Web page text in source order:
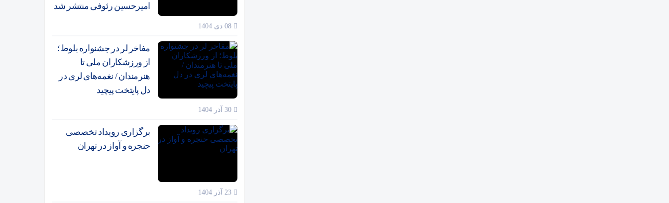
امیرحسین رئوفی منتشر شد
مفاخر لر در جشنواره بلوط؛
از ورزشکاران ملی تا
هنرمندان / نغمه‌های لری در
دل پایتخت پیچید
برگزاری رویداد تخصصی
حنجره و آواز در تهران